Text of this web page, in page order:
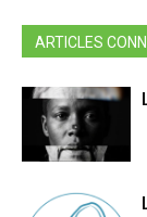
ARTICLES